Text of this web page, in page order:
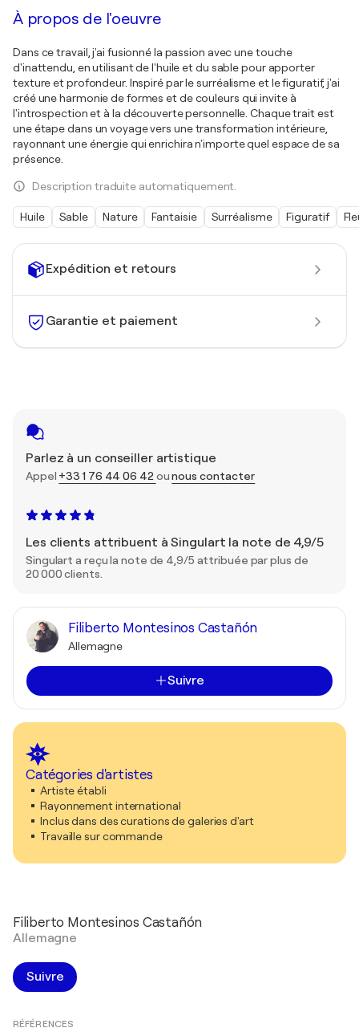
Expédition et retours
Garantie et paiement
Parlez à un conseiller artistique
Appel +33 1 76 44 06 42 ounous contacter
Les clients attribuent à Singulart la note de 4,9/5
Singulart a reçu la note de 4,9/5 attribuée par plus de
20 000 clients.
Filiberto Montesinos Castañón
Allemagne
Suivre
Catégories d'artistes
Artiste établi
Rayonnement international
Inclus dans des curations de galeries d'art
Travaille sur commande
À propos de l'oeuvre
Dans ce travail, j'ai fusionné la passion avec une touche
d'inattendu, en utilisant de l'huile et du sable pour apporter
texture et profondeur. Inspiré par le surréalisme et le figuratif, j'ai
créé une harmonie de formes et de couleurs qui invite à
l'introspection et à la découverte personnelle. Chaque trait est
une étape dans un voyage vers une transformation intérieure,
rayonnant une énergie qui enrichira n'importe quel espace de sa
présence.
Description traduite automatiquement.
Huile Sable Nature Fantaisie Surréalisme Figuratif
Filiberto Montesinos Castañón
Allemagne
Suivre
RÉFÉRENCES